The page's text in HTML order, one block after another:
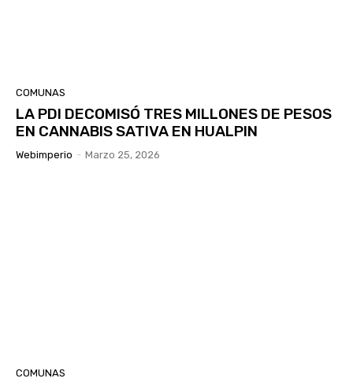
COMUNAS
LA PDI DECOMISÓ TRES MILLONES DE PESOS
EN CANNABIS SATIVA EN HUALPIN
Webimperio - Marzo 25, 2026
COMUNAS